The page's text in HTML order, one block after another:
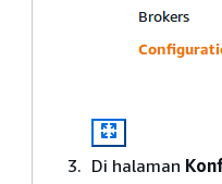
Di halaman